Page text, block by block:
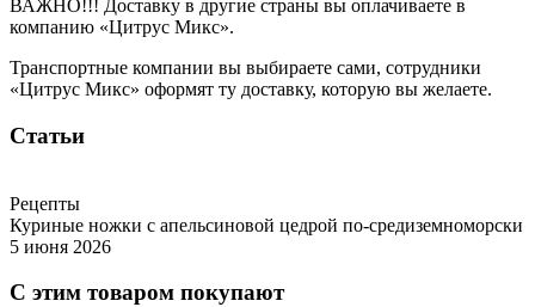
ВАЖНО!!! Доставку в другие страны вы оплачиваете в
компанию «Цитрус Микс».
Транспортные компании вы выбираете сами, сотрудники
«Цитрус Микс» оформят ту доставку, которую вы желаете.
Статьи
Рецепты
Куриные ножки с апельсиновой цедрой по-средиземноморски
5 июня 2026
С этим товаром покупают